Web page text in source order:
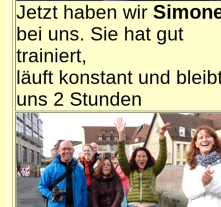
Jetzt haben wir
bei uns. Sie hat gut
trainiert,
läuft konstant und
uns 2 Stunden